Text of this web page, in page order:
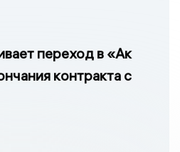
переход в «Ак
контракта с